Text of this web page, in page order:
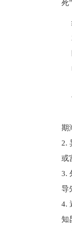
死
期
2.
或
3.
导
4.
知